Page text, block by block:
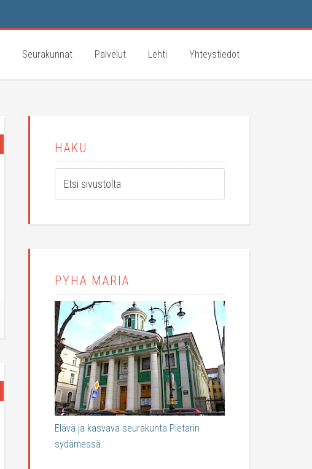
Seurakunnat Palvelut Lehti Yhteystiedot
HAKU
PYHÄ MARIA
Elävä ja kasvava seurakunta Pietarin
sydämessä.